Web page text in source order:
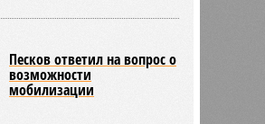
Песков ответил на вопрос о
возможности
мобилизации